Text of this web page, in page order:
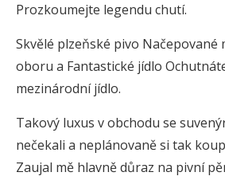
Prozkoumejte legendu chutí.
Skvělé plzeňské pivo Načepované
oboru a Fantastické jídlo
mezinárodní jídlo.
Takový luxus v obchodu se
nečekali a neplánovaně si tak
Zaujal mě hlavně důraz na pivní